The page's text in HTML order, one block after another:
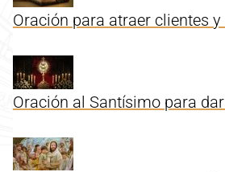
Oración para atraer clientes y
Oración al Santísimo para